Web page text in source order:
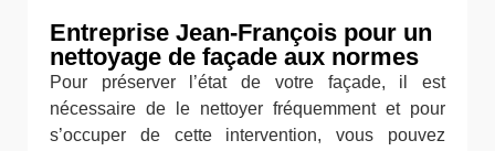
Entreprise Jean-François pour un
nettoyage de façade aux normes
Pour préserver l’état de votre façade, il est
nécessaire de le nettoyer fréquemment et pour
s’occuper de cette intervention, vous pouvez